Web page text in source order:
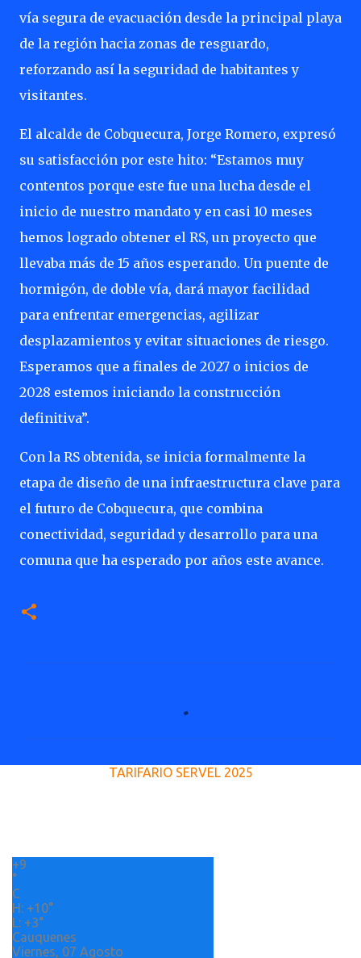
vía segura de evacuación desde la principal playa
de la región hacia zonas de resguardo,
reforzando así la seguridad de habitantes y
visitantes.
El alcalde de Cobquecura, Jorge Romero, expresó
su satisfacción por este hito: “Estamos muy
contentos porque este fue una lucha desde el
inicio de nuestro mandato y en casi 10 meses
hemos logrado obtener el RS, un proyecto que
llevaba más de 15 años esperando. Un puente de
hormigón, de doble vía, dará mayor facilidad
para enfrentar emergencias, agilizar
desplazamientos y evitar situaciones de riesgo.
Esperamos que a finales de 2027 o inicios de
2028 estemos iniciando la construcción
definitiva”.
Con la RS obtenida, se inicia formalmente la
etapa de diseño de una infraestructura clave para
el futuro de Cobquecura, que combina
conectividad, seguridad y desarrollo para una
comuna que ha esperado por años este avance.
s
TARIFARIO SERVEL 2025
+9
°
C
H: +10°
L: +3°
Cauquenes
Viernes, 07 Agosto